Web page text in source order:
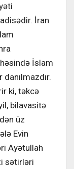
İran
İslam
ki, təkcə
bilavasitə
üz
Evin
Ayətullah
sətirləri